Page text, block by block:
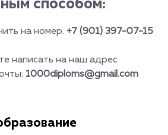
способом:
на номер: +7 (901) 397-07-15
написать на наш адрес
1000diploms@gmail.com